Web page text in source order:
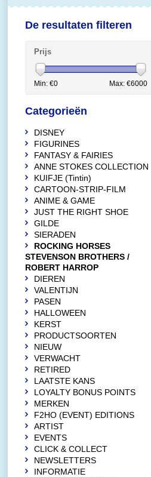
De resultaten filteren
Prijs
Min: €0 Max: €6000
Categorieën
DISNEY
FIGURINES
FANTASY & FAIRIES
ANNE STOKES COLLECTION
KUIFJE (Tintin)
CARTOON-STRIP-FILM
ANIME & GAME
JUST THE RIGHT SHOE
GILDE
SIERADEN
ROCKING HORSES
STEVENSON BROTHERS /
ROBERT HARROP
DIEREN
VALENTIJN
PASEN
HALLOWEEN
KERST
PRODUCTSOORTEN
NIEUW
VERWACHT
RETIRED
LAATSTE KANS
LOYALTY BONUS POINTS
MERKEN
F2HO (EVENT) EDITIONS
ARTIST
EVENTS
CLICK & COLLECT
NEWSLETTERS
INFORMATIE